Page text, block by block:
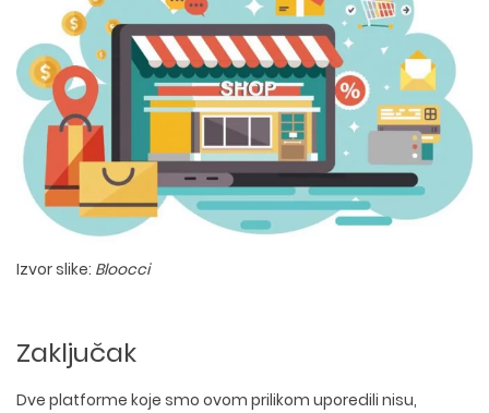
Izvor slike: Bloocci
Zaključak
Dve platforme koje smo ovom prilikom uporedili nisu,